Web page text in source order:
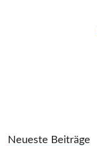
Neueste Beiträge